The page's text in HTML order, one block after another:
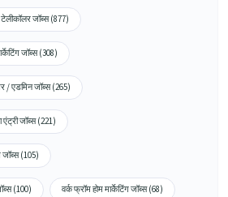
टेलीकॉलर जॉब्स (877)
जॉब्स (308)
/ एडमिन जॉब्स (265)
जॉब्स (221)
जॉब्स (105)
(100) वर्क फ्रॉम होम मार्केटिंग जॉब्स (68)